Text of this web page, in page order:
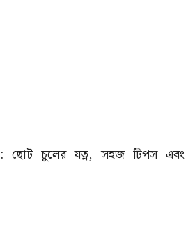
চুলের যত্ন, সহজ টিপস এবং